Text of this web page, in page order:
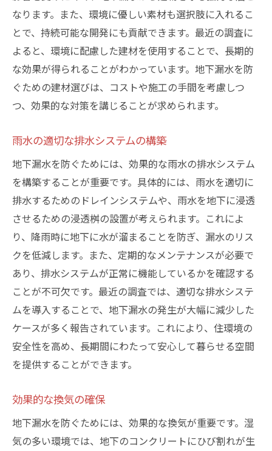
なります。また、環境に優しい素材も選択肢に入れるこ
とで、持続可能な開発にも貢献できます。最近の調査に
よると、環境に配慮した建材を使用することで、長期的
な効果が得られることがわかっています。地下漏水を防
ぐための建材選びは、コストや施工の手間を考慮しつ
つ、効果的な対策を講じることが求められます。
雨水の適切な排水システムの構築
地下漏水を防ぐためには、効果的な雨水の排水システム
を構築することが重要です。具体的には、雨水を適切に
排水するためのドレインシステムや、雨水を地下に浸透
させるための浸透桝の設置が考えられます。これによ
り、降雨時に地下に水が溜まることを防ぎ、漏水のリス
クを低減します。また、定期的なメンテナンスが必要で
あり、排水システムが正常に機能しているかを確認する
ことが不可欠です。最近の調査では、適切な排水システ
ムを導入することで、地下漏水の発生が大幅に減少した
ケースが多く報告されています。これにより、住環境の
安全性を高め、長期間にわたって安心して暮らせる空間
を提供することができます。
効果的な換気の確保
地下漏水を防ぐためには、効果的な換気が重要です。湿
気の多い環境では、地下のコンクリートにひび割れが生